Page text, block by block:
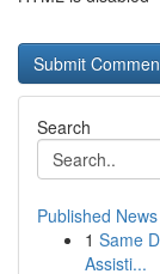
Search
Published News
1 Same
Assisti...